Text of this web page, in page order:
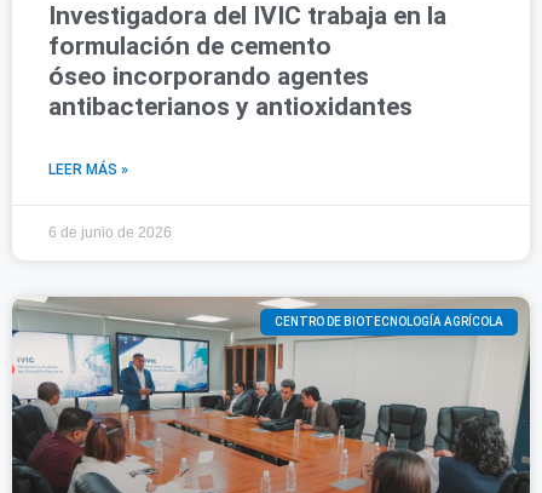
Investigadora del IVIC trabaja en la
formulación de cemento
óseo incorporando agentes
antibacterianos y antioxidantes
LEER MÁS »
6 de junio de 2026
CENTRO DE BIOTECNOLOGÍA AGRÍCOLA